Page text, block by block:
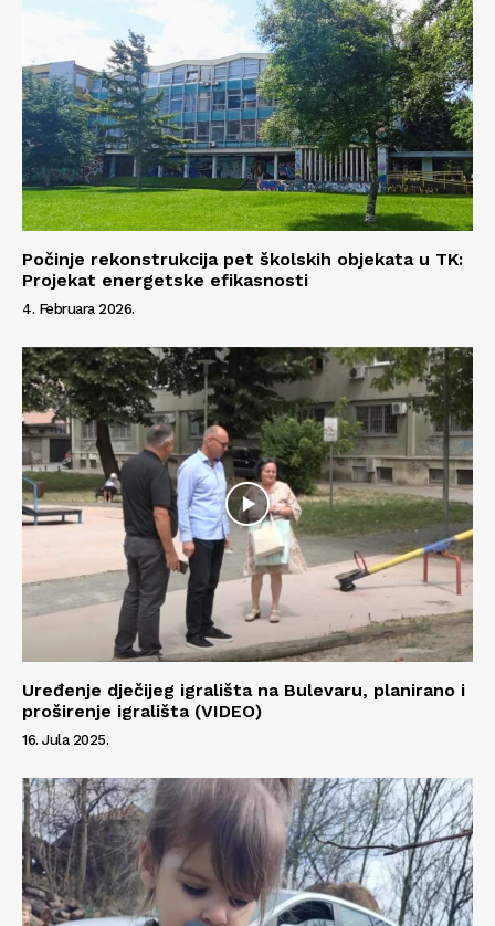
Info
O nama
Kontakt
Impressum
Počinje rekonstrukcija pet školskih objekata u TK:
Projekat energetske efikasnosti
4. Februara 2026.
Uređenje dječijeg igrališta na Bulevaru, planirano i
proširenje igrališta (VIDEO)
16. Jula 2025.